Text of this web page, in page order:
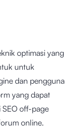
optimasi yang
untuk
dan pengguna
yang dapat
off-page
online.